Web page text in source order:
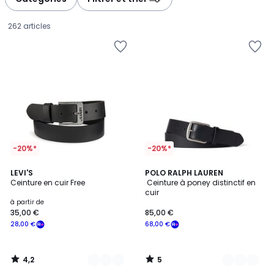
262 articles
-20%*
LEVI'S
Ceinture en cuir Free
Prix
à
partir
35,00
€
à partir de
28,00 €
35,00 €
4,2
/ 5
3
Couleurs
4,2
/
-20%*
POLO RALPH LAUREN
Ceinture à poney distinctif en
cuir
68,00 €
85,00 €
5
/
5
2
Couleurs
5
/